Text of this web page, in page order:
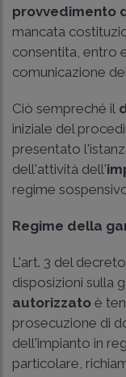
provvedimento
mancata
consentita, entro
comunicazione
Ciò sempreché il
iniziale del
presentato
dell'attività dell'
regime
Regime della
L'art. 3 del
disposizioni sulla
autorizzato è
prosecuzione di
dell'impianto in
particolare,